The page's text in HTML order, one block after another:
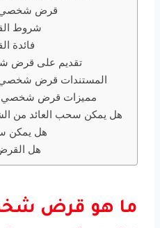
قرض شخصي
شروط
فائدة
تقديم على قرض
المستندات قرض شخصي
مميزات قرض شخصي
هل يمكن سحب العائد من
هل يمكن
هل
ما هو قرض